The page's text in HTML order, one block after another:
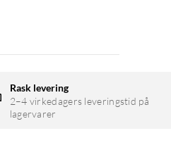
Rask levering
2–4 virkedagers leveringstid på
lagervarer